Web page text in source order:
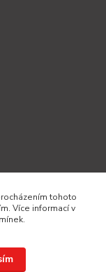
tohoto
Více informací v